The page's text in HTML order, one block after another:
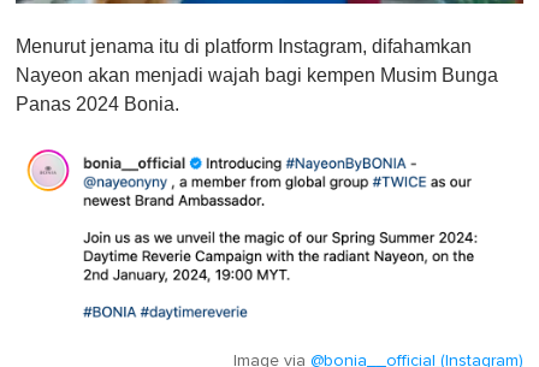
e
c
n
Menurut jenama itu di platform Instagram, difahamkan
Nayeon akan menjadi wajah bagi kempen Musim Bunga
Panas 2024 Bonia.
Image via @bonia__official (Instagram)